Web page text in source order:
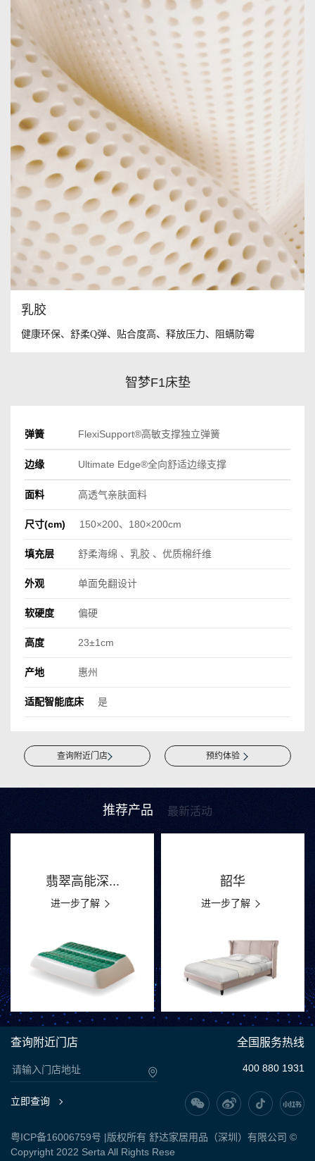
乳胶
健康环保、舒柔Q弹、贴合度高、释放压力、阻螨防霉
智梦F1床垫
弹簧 FlexiSupport®高敏支撑独立弹簧
边缘 Ultimate Edge®全向舒适边缘支撑
面料 高透气亲肤面料
尺寸(cm) 150×200、180×200cm
填充层 舒柔海绵 、乳胶 、优质棉纤维
外观 单面免翻设计
软硬度 偏硬
高度 23±1cm
产地 惠州
适配智能底床 是
查询附近门店 预约体验
推荐产品 最新活动
翡翠高能深...
进一步了解
韶华
进一步了解
查询附近门店
立即查询
全国服务热线
400 880 1931
粤ICP备16006759号 |版权所有 舒达家居用品（深圳）有限公司 ©
Copyright 2022 Serta All Rights Rese